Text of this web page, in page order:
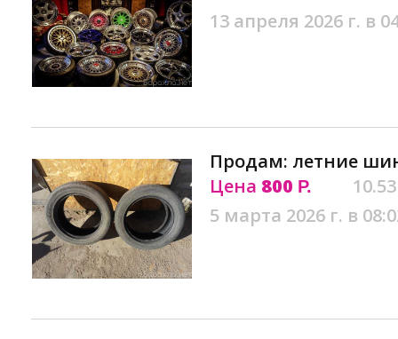
13 апреля 2026 г. в
Продам: летние
Цена 800 Р.
5 марта 2026 г. в